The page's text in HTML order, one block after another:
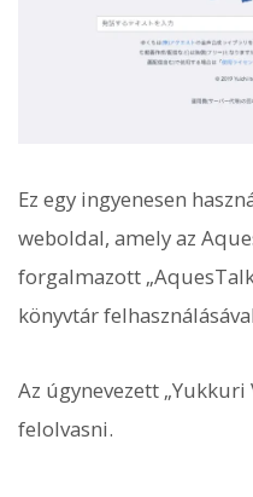
Ez egy ingyenesen
weboldal, amely az
forgalmazott
könyvtár
Az úgynevezett „Yukkuri
felolvasni.